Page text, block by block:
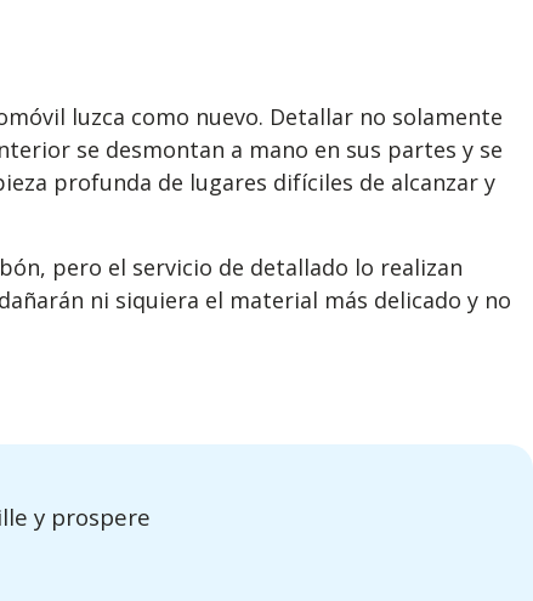
luzca como nuevo. Detallar no solamente
se desmontan a mano en sus partes y se
profunda de lugares difíciles de alcanzar y
pero el servicio de detallado lo realizan
ni siquiera el material más delicado y no
y prospere